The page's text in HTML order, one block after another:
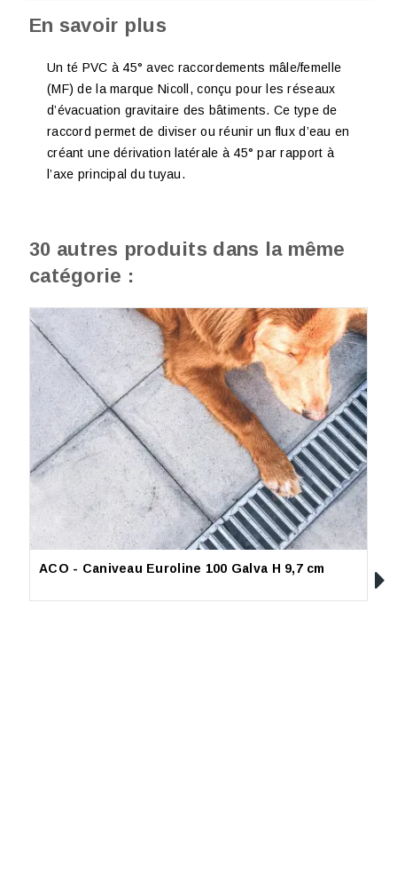
En savoir plus
Un té PVC à 45° avec raccordements mâle/femelle
(MF) de la marque Nicoll, conçu pour les réseaux
d’évacuation gravitaire des bâtiments. Ce type de
raccord permet de diviser ou réunir un flux d’eau en
créant une dérivation latérale à 45° par rapport à
l’axe principal du tuyau.
30 autres produits dans la même
catégorie :
ACO - Caniveau Euroline 100 Galva H 9,7 cm